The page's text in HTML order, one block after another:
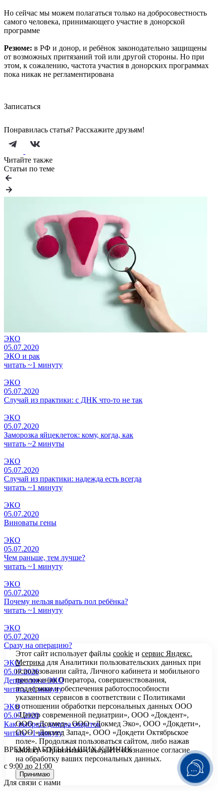
Но сейчас мы можем полагаться только на добросовестность
самого человека, принимающего участие в донорской
программе
Резюме: в РФ и донор, и ребёнок законодательно защищены
от возможных притязаний той или другой стороны. Но при
этом, к сожалению, частота участия в донорских программах
пока никак не регламентирована
Записаться
Понравилась статья? Расскажите друзьям!
Читайте также
Статьи по теме
ЭКО
05.07.2020
ЭКО и рак
читать ~1 минуту
ЭКО
05.07.2020
Случай из практики: с ДНК что-то не так
ЭКО
05.07.2020
Заморозка яйцеклеток: кому, когда, как
читать ~2 минуты
ЭКО
05.07.2020
Случай из практики: надежда есть всегда
читать ~1 минуту
ЭКО
05.07.2020
Виноваты гены
ЭКО
05.07.2020
Чем раньше, тем лучше?
читать ~1 минуту
ЭКО
05.07.2020
Почему нельзя выбрать пол ребёнка?
читать ~1 минуту
ЭКО
05.07.2020
Сразу на операцию?
ЭКО
05.07.2020
Депрессия и ЭКО
читать ~1 минуту
ЭКО
05.07.2020
Как выбрать донора ооцитов
читать ~1 минуту
ВРЕМЯ РАБОТЫ НАШИХ КЛИНИК
с 9:00 до 21:00
Для связи с нами
Этот сайт использует файлы cookie и сервис Яндекс.
Метрика для Аналитики пользовательских данных при
использовании сайта, Личного кабинета и мобильного
приложения Оператора, совершенствования,
поддержки и обеспечения работоспособности
указанных сервисов в соответствии с Политиками
в отношении обработки персональных данных ООО
«Центр современной педиатрии», ООО «Докдент»,
ООО «Докмед», ООО «Докмед Эко», ООО «Докдети»,
ООО «Докмед Запад», ООО «Докдети Октябрьское
поле». Продолжая пользоваться сайтом, либо нажав
кнопку «Принимаю», вы даёте осознанное согласие
на обработку ваших персональных данных.
Принимаю